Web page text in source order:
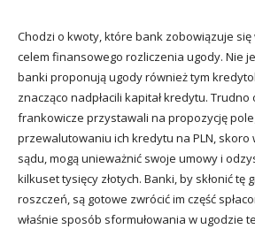
Chodzi o kwoty, które bank zobowiązuje się
celem finansowego rozliczenia ugody. Nie
banki proponują ugody również tym
znacząco nadpłacili kapitał kredytu.
frankowicze przystawali na propozycję
przewalutowaniu ich kredytu na PLN, skoro
sądu, mogą unieważnić swoje umowy i
kilkuset tysięcy złotych. Banki, by skłonić
roszczeń, są gotowe zwrócić im część
właśnie sposób sformułowania w ugodzie